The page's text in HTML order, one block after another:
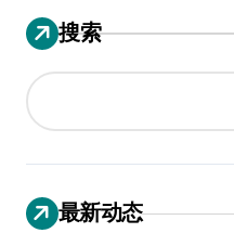
搜索
最新动态